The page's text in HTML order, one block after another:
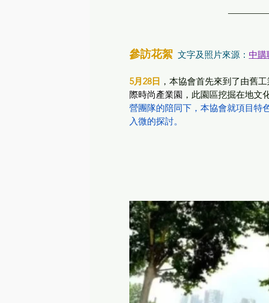
參訪花絮 文字及照片來源： 中購
5月28日 ，本協會首先來到了由舊
際時尚產業園 ，此園區挖掘在地文
營團隊的陪同下，本協會就項目特
入微的探討。